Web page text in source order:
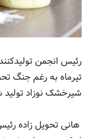
رئیس انجمن
شیرخشک نوزاد
هانی تحویل زاده